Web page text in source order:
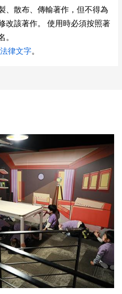
、散布、傳輸著作，但不得為
改該著作。 使用時必須按照著
。
律文字。